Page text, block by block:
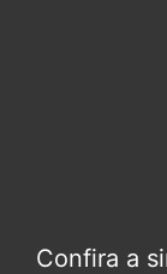
Confira a